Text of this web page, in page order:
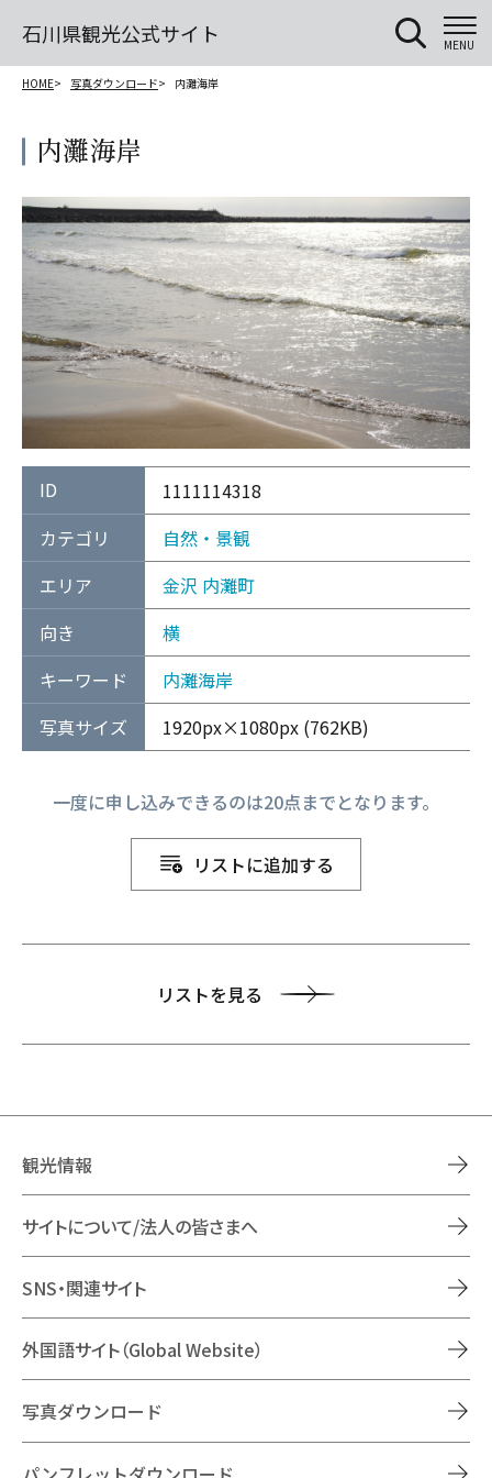
石川県観光公式サイト MENU
HOME 写真ダウンロード 内灘海岸
内灘海岸
ID
1111114318
カテゴリ
自然・景観
エリア
金沢 内灘町
向き
横
キーワード
内灘海岸
写真サイズ
1920px×1080px (762KB)
一度に申し込みできるのは20点までとなります。
リストに追加する
リストを見る
観光情報
サイトについて/法人の皆さまへ
SNS・関連サイト
外国語サイト（Global Website）
写真ダウンロード